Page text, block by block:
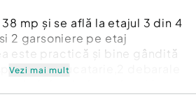
mp și se află la etajul 3 din 4
2 garsoniere pe etaj
este practică și bine gândită
,bucatarie,2 debarale
Vezi mai mult